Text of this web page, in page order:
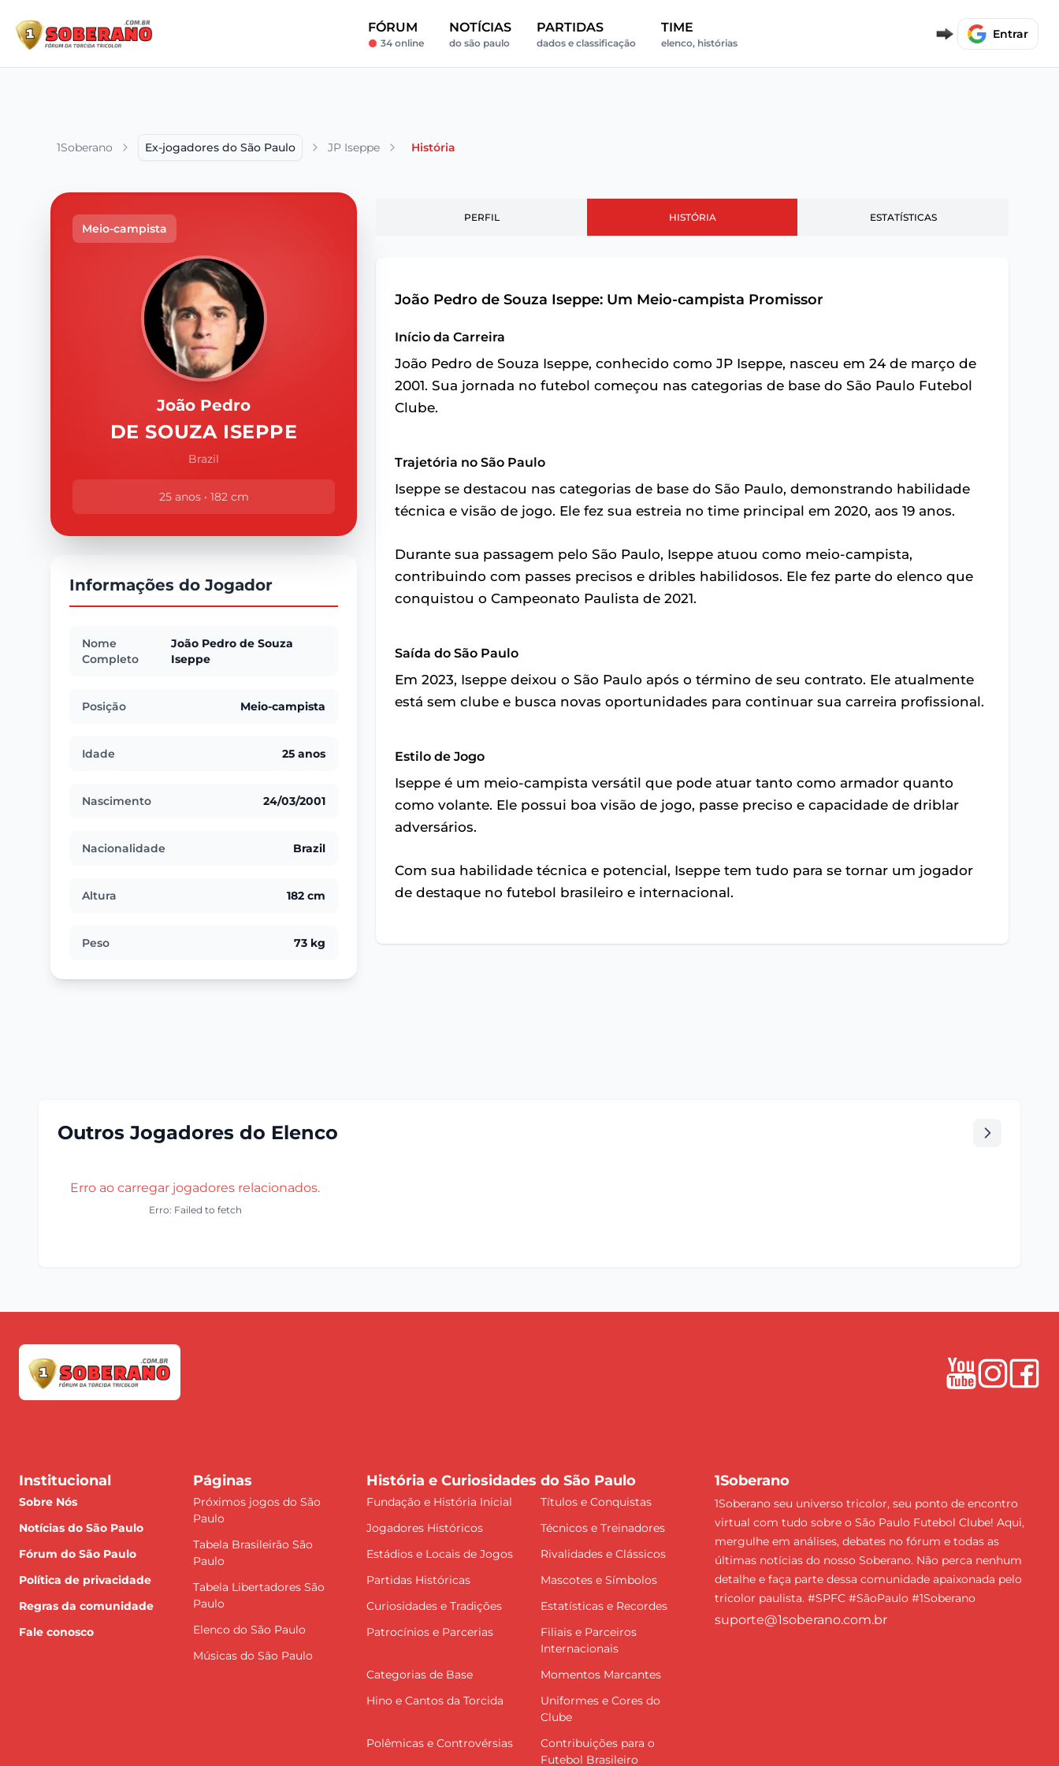
FÓRUM
34 online
NOTÍCIAS
do são paulo
PARTIDAS
dados e classificação
TIME
elenco, histórias
Entrar
1Soberano Ex-jogadores do São Paulo JP Iseppe História
Meio-campista
João Pedro
DE SOUZA ISEPPE
Brazil
25 anos • 182 cm
Informações do Jogador
Nome
Completo
João Pedro de Souza
Iseppe
Posição Meio-campista
Idade 25 anos
Nascimento 24/03/2001
Nacionalidade Brazil
Altura 182 cm
Peso 73 kg
PERFIL HISTÓRIA ESTATÍSTICAS
João Pedro de Souza Iseppe: Um Meio-campista Promissor
Início da Carreira
João Pedro de Souza Iseppe, conhecido como JP Iseppe, nasceu em 24 de março de
2001. Sua jornada no futebol começou nas categorias de base do São Paulo Futebol
Clube.
Trajetória no São Paulo
Iseppe se destacou nas categorias de base do São Paulo, demonstrando habilidade
técnica e visão de jogo. Ele fez sua estreia no time principal em 2020, aos 19 anos.
Durante sua passagem pelo São Paulo, Iseppe atuou como meio-campista,
contribuindo com passes precisos e dribles habilidosos. Ele fez parte do elenco que
conquistou o Campeonato Paulista de 2021.
Saída do São Paulo
Em 2023, Iseppe deixou o São Paulo após o término de seu contrato. Ele atualmente
está sem clube e busca novas oportunidades para continuar sua carreira profissional.
Estilo de Jogo
Iseppe é um meio-campista versátil que pode atuar tanto como armador quanto
como volante. Ele possui boa visão de jogo, passe preciso e capacidade de driblar
adversários.
Com sua habilidade técnica e potencial, Iseppe tem tudo para se tornar um jogador
de destaque no futebol brasileiro e internacional.
Outros Jogadores do Elenco
Erro ao carregar jogadores relacionados.
Erro: Failed to fetch
Institucional
Sobre Nós
Notícias do São Paulo
Fórum do São Paulo
Política de privacidade
Regras da comunidade
Fale conosco
Páginas
Próximos jogos do São
Paulo
Tabela Brasileirão São
Paulo
Tabela Libertadores São
Paulo
Elenco do São Paulo
Músicas do São Paulo
História e Curiosidades do São Paulo
Fundação e História Inicial
Títulos e Conquistas
Jogadores Históricos
Técnicos e Treinadores
Estádios e Locais de Jogos
Rivalidades e Clássicos
Partidas Históricas
Mascotes e Símbolos
Curiosidades e Tradições
Estatísticas e Recordes
Patrocínios e Parcerias
Filiais e Parceiros
Internacionais
Categorias de Base
Momentos Marcantes
Hino e Cantos da Torcida
Uniformes e Cores do
Clube
Polêmicas e Controvérsias
Contribuições para o
Futebol Brasileiro
1Soberano
1Soberano seu universo tricolor, seu ponto de encontro
virtual com tudo sobre o São Paulo Futebol Clube! Aqui,
mergulhe em análises, debates no fórum e todas as
últimas notícias do nosso Soberano. Não perca nenhum
detalhe e faça parte dessa comunidade apaixonada pelo
tricolor paulista. #SPFC #SãoPaulo #1Soberano
suporte@1soberano.com.br